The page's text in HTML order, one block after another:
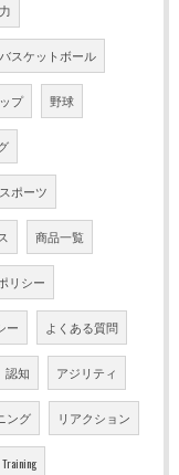
バスケットボール
プ 野球
スポーツ
商品一覧
リシー
ー よくある質問
認知 アジリティ
ング リアクション